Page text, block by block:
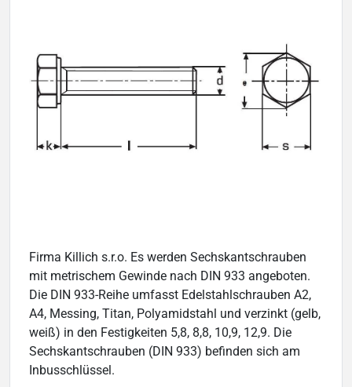
Firma Killich s.r.o. Es werden Sechskantschrauben
mit metrischem Gewinde nach DIN 933 angeboten.
Die DIN 933-Reihe umfasst Edelstahlschrauben A2,
A4, Messing, Titan, Polyamidstahl und verzinkt (gelb,
weiß) in den Festigkeiten 5,8, 8,8, 10,9, 12,9. Die
Sechskantschrauben (DIN 933) befinden sich am
Inbusschlüssel.